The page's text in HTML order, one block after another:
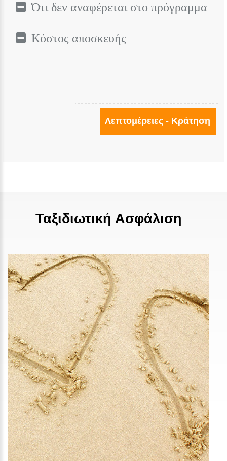
Ότι δεν αναφέρεται στο πρόγραμμα
Κόστος αποσκευής
Λεπτομέρειες - Κράτηση
Ταξιδιωτική Ασφάλιση